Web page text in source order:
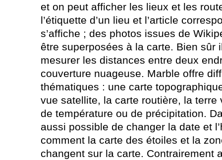
et on peut afficher les lieux et les
l’étiquette d’un lieu et l’article
s’affiche ; des photos issues de
être superposées à la carte. Bien sûr
mesurer les distances entre deux
couverture nuageuse. Marble offre
thématiques : une carte
vue satellite, la carte routière, la terre
de température ou de précipitation.
aussi possible de changer la date et
comment la carte des étoiles et la
changent sur la carte. Contrairement